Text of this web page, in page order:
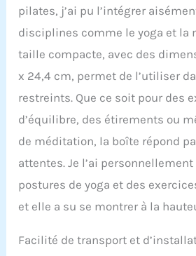
poignée
également
types de
excellent
pratique
pilates, j’ai pu l’intégrer
disciplines comme le yoga et la
taille compacte, avec des
x 24,4 cm, permet de l’utiliser
restreints. Que ce soit pour des
d’équilibre, des étirements ou
de méditation, la boîte répond
attentes. Je l’ai
postures de yoga et des
et elle a su se montrer à la
Facilité de transport et